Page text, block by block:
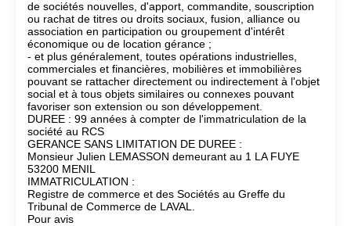
de sociétés nouvelles, d'apport, commandite, souscription
ou rachat de titres ou droits sociaux, fusion, alliance ou
association en participation ou groupement d'intérêt
économique ou de location gérance ;
- et plus généralement, toutes opérations industrielles,
commerciales et financières, mobilières et immobilières
pouvant se rattacher directement ou indirectement à l'objet
social et à tous objets similaires ou connexes pouvant
favoriser son extension ou son développement.
DUREE : 99 années à compter de l'immatriculation de la
société au RCS
GERANCE SANS LIMITATION DE DUREE :
Monsieur Julien LEMASSON demeurant au 1 LA FUYE
53200 MENIL
IMMATRICULATION :
Registre de commerce et des Sociétés au Greffe du
Tribunal de Commerce de LAVAL.
Pour avis